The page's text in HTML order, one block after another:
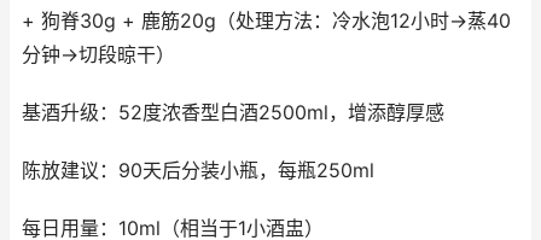
+ 狗脊30g + 鹿筋20g（处理方法：冷水泡12小时→蒸40
分钟→切段晾干）
基酒升级：52度浓香型白酒2500ml，增添醇厚感
陈放建议：90天后分装小瓶，每瓶250ml
每日用量：10ml（相当于1小酒盅）